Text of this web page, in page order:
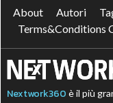
About Autori
Terms&Conditions
Nextwork360 è il più